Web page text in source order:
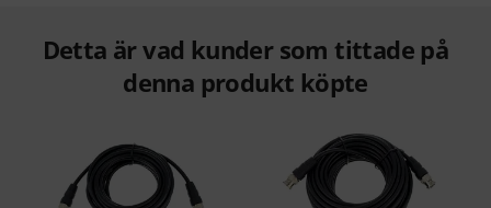
Detta är vad kunder som tittade på
denna produkt köpte